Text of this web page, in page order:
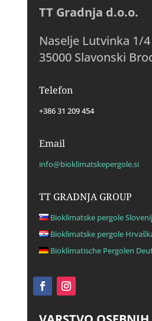
TT Gradnja d.o.o.
Naselje Lutvinka 1/4
35000 Slavonski
Telefon
+386 31 209 454
Email
info@bioklimatskepergole.si
TT GRADNJA GROUP
Bioklimatske pergole
Bioklimatske pergole
Bioklimatische Pergolen